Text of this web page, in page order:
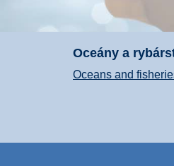
Oceány a
Oceans and